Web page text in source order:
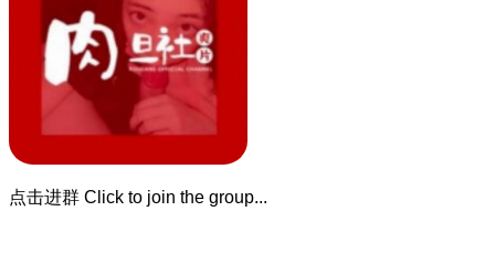
点击进群 Click to join the group...